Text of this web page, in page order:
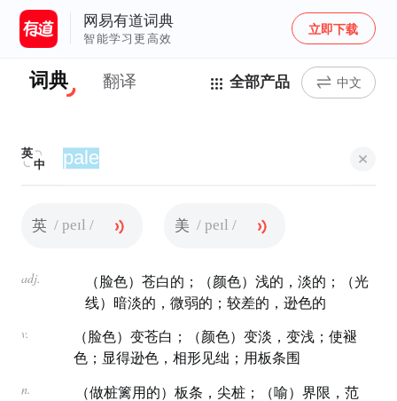
网易有道词典
智能学习更高效
立即下载
词典 翻译 全部产品 中文
英
中
英 / peɪl / 美 / peɪl /
adj.
（脸色）苍白的；（颜色）浅的，淡的；（光
线）暗淡的，微弱的；较差的，逊色的
v.
（脸色）变苍白；（颜色）变淡，变浅；使褪
色；显得逊色，相形见绌；用板条围
n.
（做桩篱用的）板条，尖桩；（喻）界限，范